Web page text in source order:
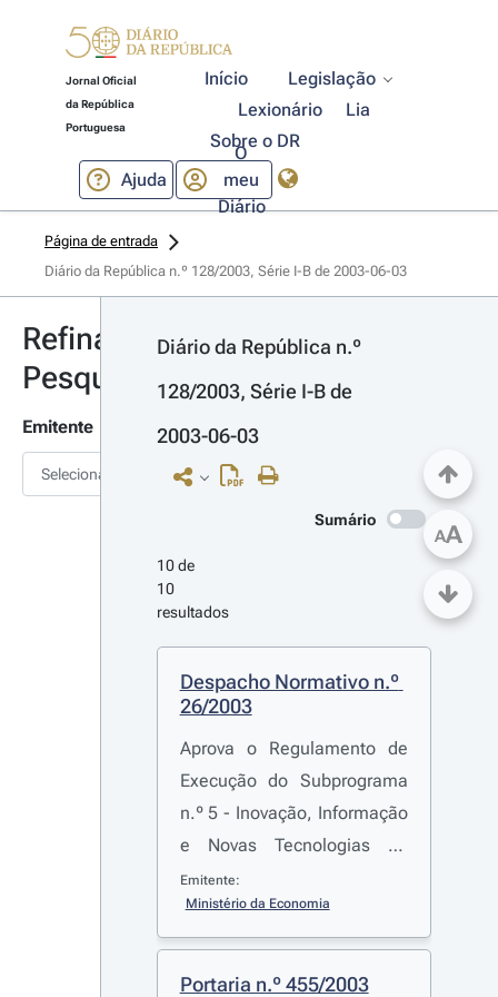
Jornal Oficial
da República
Portuguesa
Início
Legislação
Lexionário
Lia
Sobre o DR
Ajuda
O
meu
Diário
Página de entrada
Diário da República n.º 128/2003, Série I-B de 2003-06-03
Refinar
Pesquisa
Emitente
Selecionar
Diário da República n.º
128/2003, Série I-B de
2003-06-03
Sumário
10 de
10
resultados
Despacho Normativo n.º
26/2003
Aprova o Regulamento de
Execução do Subprograma
n.º 5 - Inovação, Informação
e Novas Tecnologias do
Programa de Intervenções
para a Qualificação do
Turismo. Revoga o
Despacho Normativo n.º
Emitente:
Ministério da Economia
Portaria n.º 455/2003
AA